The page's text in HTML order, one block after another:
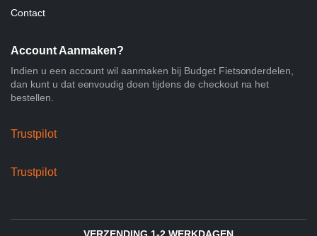
Contact
Account Aanmaken?
Indien u een account wil aanmaken bij Budget Fietsonderdelen,
dan kunt u dat eenvoudig doen tijdens de checkout na het
bestellen.
Trustpilot
Trustpilot